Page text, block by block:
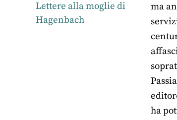
Lettere alla moglie di
Hagenbach
ma
ha